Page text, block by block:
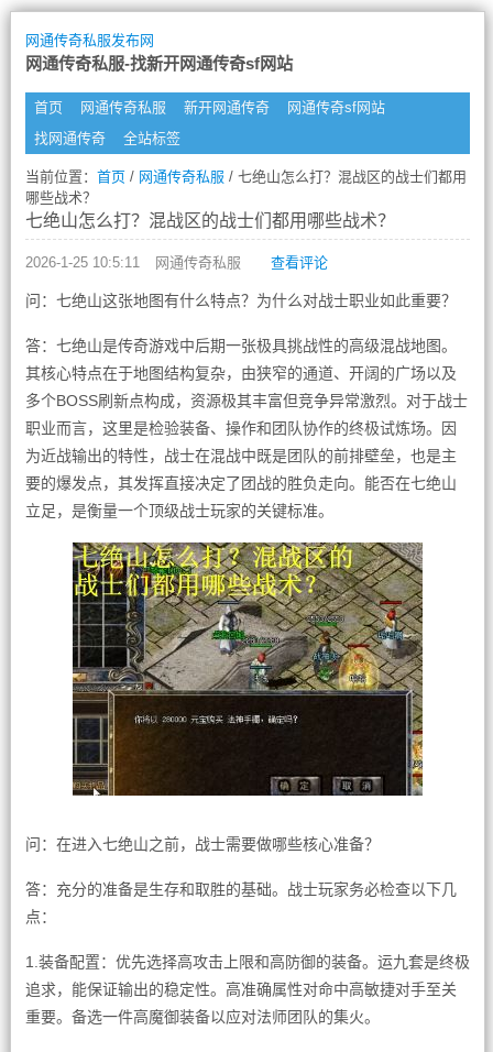
网通传奇私服发布网
网通传奇私服-找新开网通传奇sf网站
首页 网通传奇私服 新开网通传奇
网通传奇sf网站
找网通传奇
全站标签
当前位置： 首页/ 网通传奇私服 / 七绝山怎么打？混战区的战士们都用
哪些战术？
七绝山怎么打？混战区的战士们都用哪些战术？
2026-1-25 10:5:11 网通传奇私服 查看评论
问：七绝山这张地图有什么特点？为什么对战士职业如此重要？
答：七绝山是传奇游戏中后期一张极具挑战性的高级混战地图。
其核心特点在于地图结构复杂，由狭窄的通道、开阔的广场以及
多个BOSS刷新点构成，资源极其丰富但竞争异常激烈。对于战士
职业而言，这里是检验装备、操作和团队协作的终极试炼场。因
为近战输出的特性，战士在混战中既是团队的前排壁垒，也是主
要的爆发点，其发挥直接决定了团战的胜负走向。能否在七绝山
立足，是衡量一个顶级战士玩家的关键标准。
问：在进入七绝山之前，战士需要做哪些核心准备？
答：充分的准备是生存和取胜的基础。战士玩家务必检查以下几
点：
1.装备配置：优先选择高攻击上限和高防御的装备。运九套是终极
追求，能保证输出的稳定性。高准确属性对命中高敏捷对手至关
重要。备选一件高魔御装备以应对法师团队的集火。